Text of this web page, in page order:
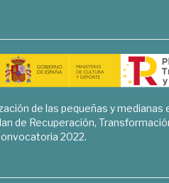
de las pequeñas y medianas
de Recuperación,
2022.